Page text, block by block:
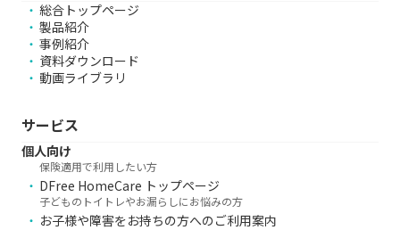
総合トップページ
製品紹介
事例紹介
資料ダウンロード
動画ライブラリ
サービス
個人向け
保険適用で利用したい方
DFree HomeCare トップページ
子どものトイトレやお漏らしにお悩みの方
お子様や障害をお持ちの方へのご利用案内